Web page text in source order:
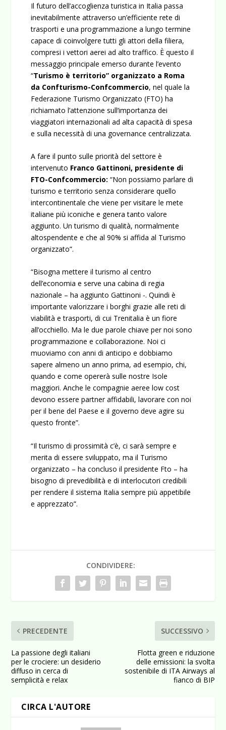
Il futuro dell’accoglienza turistica in Italia passa
inevitabilmente attraverso un’efficiente rete di
trasporti e una programmazione a lungo termine
capace di coinvolgere tutti gli attori della filiera,
compresi i vettori aerei ad alto traffico. È questo il
messaggio principale emerso durante l’evento
“Turismo è territorio” organizzato a Roma
da Confturismo-Confcommercio, nel quale la
Federazione Turismo Organizzato (FTO) ha
richiamato l’attenzione sull’importanza dei
viaggiatori internazionali ad alta capacità di spesa
e sulla necessità di una governance centralizzata.
A fare il punto sulle priorità del settore è
intervenuto Franco Gattinoni, presidente di
FTO-Confcommercio: “Non possiamo parlare di
turismo e territorio senza considerare quello
intercontinentale che viene per visitare le mete
italiane più iconiche e genera tanto valore
aggiunto. Un turismo di qualità, normalmente
altospendente e che al 90% si affida al Turismo
organizzato”.
“Bisogna mettere il turismo al centro
dell’economia e serve una cabina di regia
nazionale – ha aggiunto Gattinoni -. Quindi è
importante valorizzare i borghi grazie alle reti di
viabilità e trasporti, di cui Trenitalia è un fiore
all’occhiello. Ma le due parole chiave per noi sono
programmazione e collaborazione. Noi ci
muoviamo con anni di anticipo e dobbiamo
sapere almeno un anno prima, ad esempio, chi,
quando e come opererà sulle nostre Isole
maggiori. Anche le compagnie aeree low cost
devono essere partner affidabili, lavorare con noi
per il bene del Paese e il governo deve agire su
questo fronte”.
“Il turismo di prossimità c’è, ci sarà sempre e
merita di essere sviluppato, ma il Turismo
organizzato – ha concluso il presidente Fto – ha
bisogno di prevedibilità e di interlocutori credibili
per rendere il sistema Italia sempre più appetibile
e apprezzato”.
CONDIVIDERE:
PRECEDENTE
La passione degli italiani
per le crociere: un desiderio
diffuso in cerca di
semplicità e relax
SUCCESSIVO
Flotta green e riduzione
delle emissioni: la svolta
sostenibile di ITA Airways al
fianco di BIP
CIRCA L'AUTORE